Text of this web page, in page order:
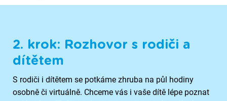
2. krok: Rozhovor s rodiči a
dítětem
S rodiči i dítětem se potkáme zhruba na půl hodiny
osobně či virtuálně. Chceme vás i vaše dítě lépe poznat